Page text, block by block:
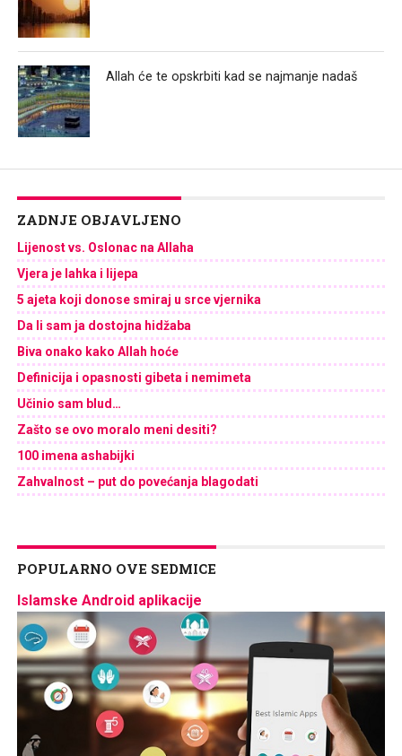
Allah će te opskrbiti kad se najmanje nadaš
ZADNJE OBJAVLJENO
Lijenost vs. Oslonac na Allaha
Vjera je lahka i lijepa
5 ajeta koji donose smiraj u srce vjernika
Da li sam ja dostojna hidžaba
Biva onako kako Allah hoće
Definicija i opasnosti gibeta i nemimeta
Učinio sam blud…
Zašto se ovo moralo meni desiti?
100 imena ashabijki
Zahvalnost – put do povećanja blagodati
POPULARNO OVE SEDMICE
Islamske Android aplikacije